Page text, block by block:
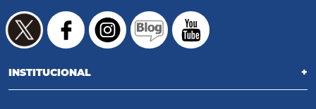
INSTITUCIONAL +